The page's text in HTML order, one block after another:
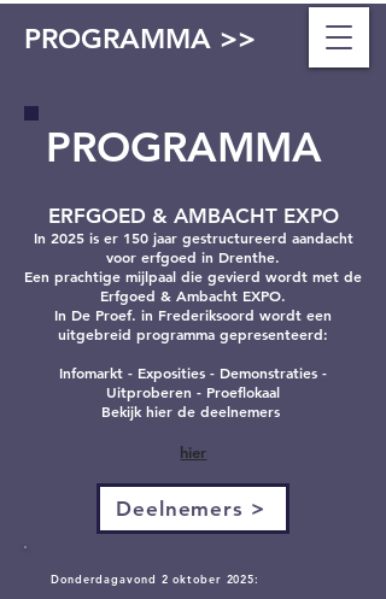
PROGRAMMA >>
PROGRAMMA
ERFGOED & AMBACHT EXPO
In 2025 is er 150 jaar gestructureerd aandacht
voor erfgoed in Drenthe.
Een prachtige mijlpaal die gevierd wordt met de
Erfgoed & Ambacht EXPO.
In De Proef. in Frederiksoord wordt een
uitgebreid programma gepresenteerd:
Infomarkt - Exposities - Demonstraties -
Uitproberen - Proeflokaal
Bekijk hier de deelnemers ​
hier
Deelnemers >
Donderdagavond 2 oktober 2025: